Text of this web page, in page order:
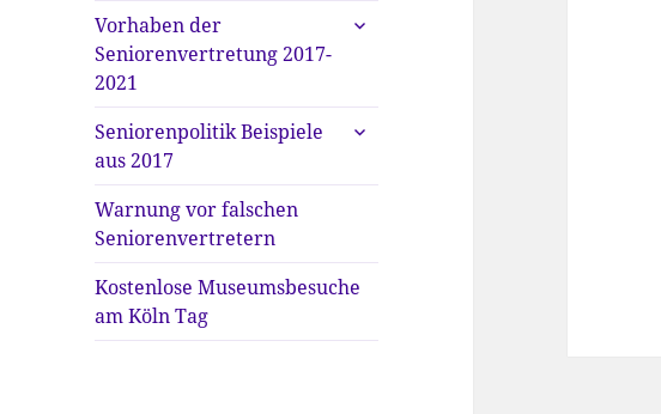
Vorhaben der
Seniorenvertretung 2017-
2021
untermenü
Seniorenpolitik Beispiele
aus 2017
untermenü
Warnung vor falschen
Seniorenvertretern
Kostenlose Museumsbesuche
am Köln Tag